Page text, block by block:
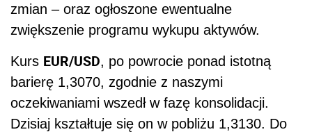
zmian – oraz ogłoszone ewentualne
zwiększenie programu wykupu aktywów.
Kurs EUR/USD, po powrocie ponad istotną
barierę 1,3070, zgodnie z naszymi
oczekiwaniami wszedł w fazę konsolidacji.
Dzisiaj kształtuje się on w pobliżu 1,3130. Do